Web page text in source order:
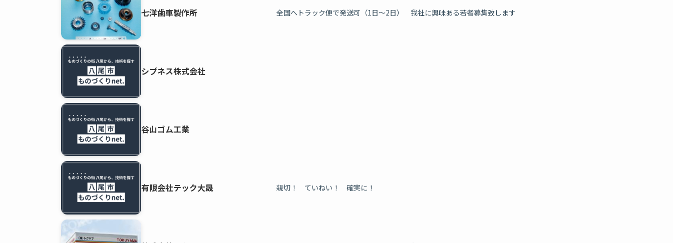
七洋歯車製作所 全国へトラック便で発送可（1日～2日） 我社に興味ある若者募集致します
シプネス株式会社
谷山ゴム工業
有限会社テック大晟 親切！ ていねい！ 確実に！